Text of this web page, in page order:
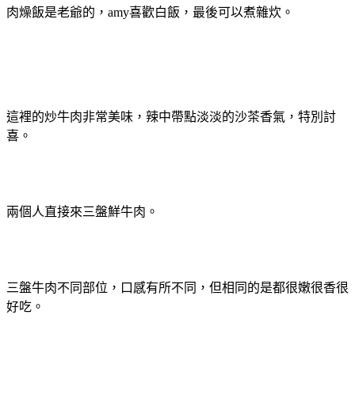
肉燥飯是老爺的，amy喜歡白飯，最後可以煮雜炊。
這裡的炒牛肉非常美味，辣中帶點淡淡的沙茶香氣，特別討
喜。
兩個人直接來三盤鮮牛肉。
三盤牛肉不同部位，口感有所不同，但相同的是都很嫩很香很
好吃。